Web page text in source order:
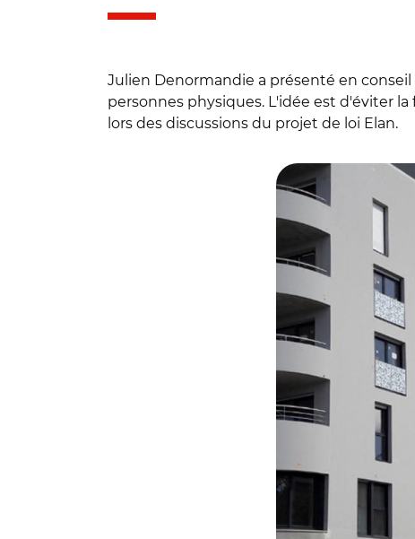
Julien Denormandie a présenté en
personnes physiques. L'idée est d'éviter
lors des discussions du projet de loi Elan.